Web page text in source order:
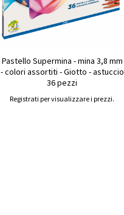
Pastello Supermina - mina 3,8 mm
- colori assortiti - Giotto - astuccio
36 pezzi
Registrati per visualizzare i prezzi.